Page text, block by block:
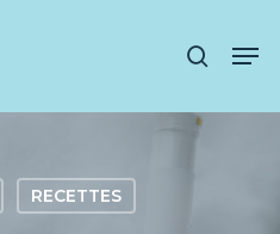
search
RECETTES